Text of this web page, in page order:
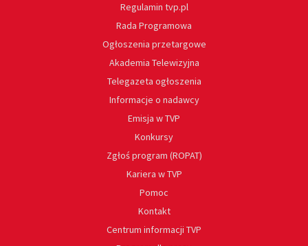
Regulamin tvp.pl
Rada Programowa
Ogłoszenia przetargowe
Akademia Telewizyjna
Telegazeta ogłoszenia
Informacje o nadawcy
Emisja w TVP
Konkursy
Zgłoś program (ROPAT)
Kariera w TVP
Pomoc
Kontakt
Centrum informacji TVP